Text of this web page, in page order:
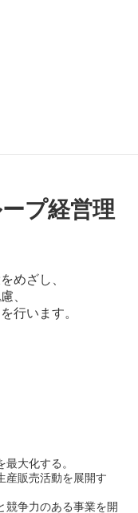
プ経営理
めざし、
、
行います。
大化する。
産販売活動を展開す
競争力のある事業を開